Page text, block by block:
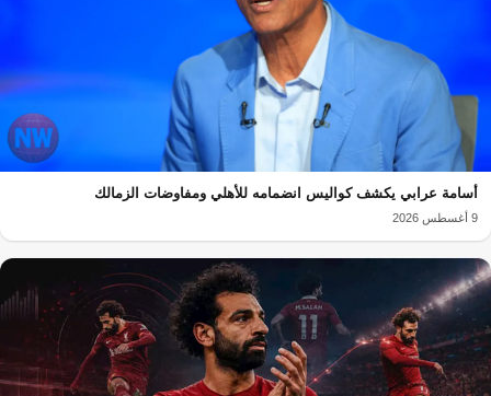
أسامة عرابي يكشف كواليس انضمامه للأهلي ومفاوضات الزمالك
9 أغسطس 2026